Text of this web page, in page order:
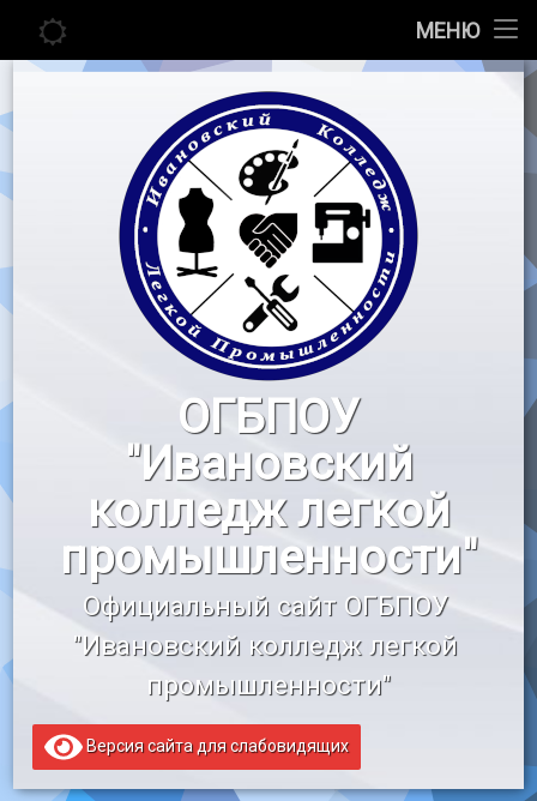
МЕНЮ
Главная
Педагогу
Воспитательная работа
«Профессионалы»
«Профессионалитет»
Образовательный кредит
Перейти
ОГБПОУ
"Ивановский
колледж легкой
промышленности"
Официальный сайт ОГБПОУ
"Ивановский колледж легкой
промышленности"
Версия сайта для слабовидящих